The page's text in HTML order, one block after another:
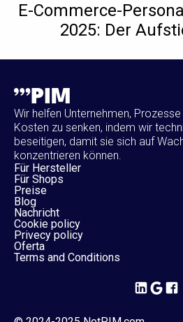
E-Commerce-
2025: Der
Wir helfen Unternehmen,
Kosten zu senken, indem wir
beseitigen, damit sie sich auf
konzentrieren können.
Für Hersteller
Für Shops
Preise
Blog
Nachricht
Cookie policy
Privecy policy
Oferta
Terms and Conditions